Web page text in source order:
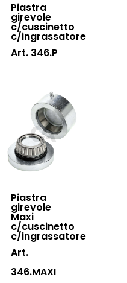
Piastra
girevole
c/cuscinetto
c/ingrassatore
Art. 346.P
Piastra
girevole
Maxi
c/cuscinetto
c/ingrassatore
Art.
346.MAXI
sospesi
Swing gates
accessories
Hardware
Inox